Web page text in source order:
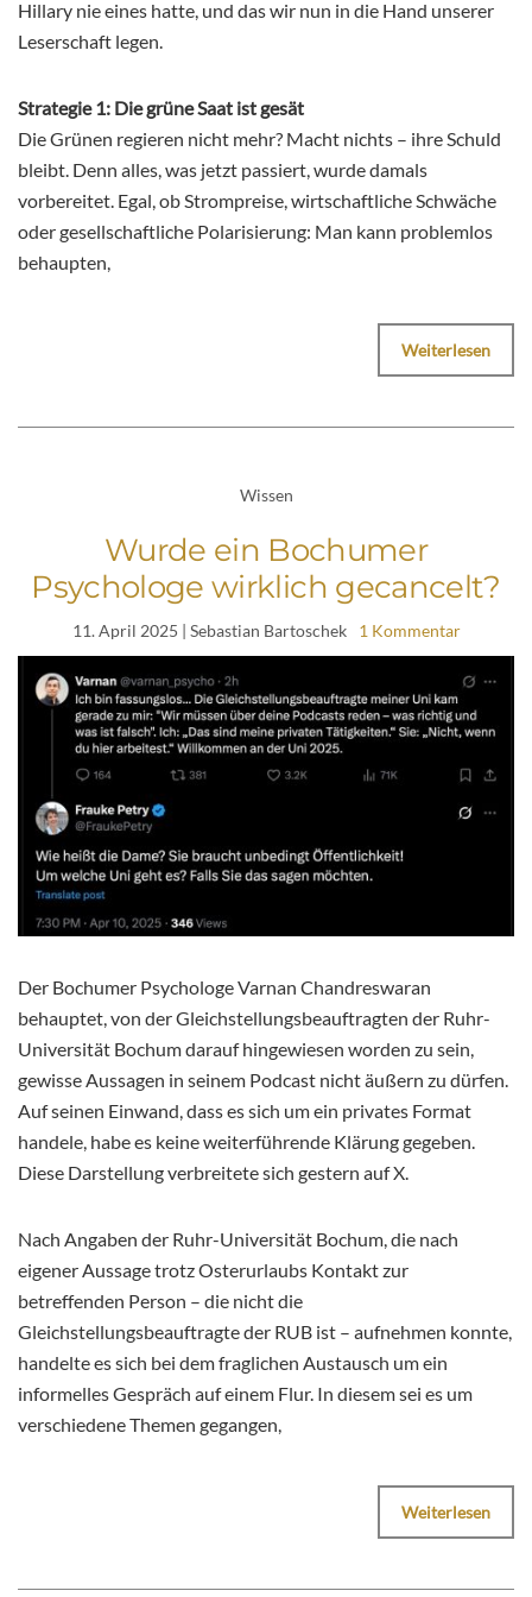
Hillary nie eines hatte, und das wir nun in die Hand unserer
Leserschaft legen.
Strategie 1: Die grüne Saat ist gesät
Die Grünen regieren nicht mehr? Macht nichts – ihre Schuld
bleibt. Denn alles, was jetzt passiert, wurde damals
vorbereitet. Egal, ob Strompreise, wirtschaftliche Schwäche
oder gesellschaftliche Polarisierung: Man kann problemlos
behaupten,
Weiterlesen
Wissen
Wurde ein Bochumer
Psychologe wirklich gecancelt?
11. April 2025 | Sebastian Bartoschek 1 Kommentar
Der Bochumer Psychologe Varnan Chandreswaran
behauptet, von der Gleichstellungsbeauftragten der Ruhr-
Universität Bochum darauf hingewiesen worden zu sein,
gewisse Aussagen in seinem Podcast nicht äußern zu dürfen.
Auf seinen Einwand, dass es sich um ein privates Format
handele, habe es keine weiterführende Klärung gegeben.
Diese Darstellung verbreitete sich gestern auf X.
Nach Angaben der Ruhr-Universität Bochum, die nach
eigener Aussage trotz Osterurlaubs Kontakt zur
betreffenden Person – die nicht die
Gleichstellungsbeauftragte der RUB ist – aufnehmen konnte,
handelte es sich bei dem fraglichen Austausch um ein
informelles Gespräch auf einem Flur. In diesem sei es um
verschiedene Themen gegangen,
Weiterlesen